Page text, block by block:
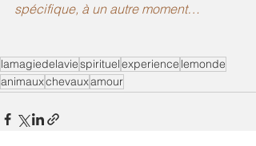
spécifique, à un autre moment…
lamagiedelaviespirituelexperience lemonde
animauxchevauxamour